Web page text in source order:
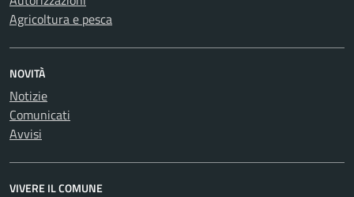
Agricoltura e pesca
NOVITÀ
Notizie
Comunicati
Avvisi
VIVERE IL COMUNE